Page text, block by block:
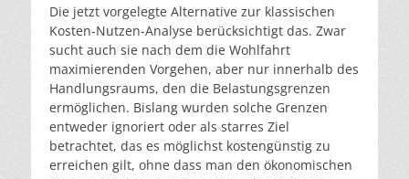
Die jetzt vorgelegte Alternative zur klassischen
Kosten-Nutzen-Analyse berücksichtigt das. Zwar
sucht auch sie nach dem die Wohlfahrt
maximierenden Vorgehen, aber nur innerhalb des
Handlungsraums, den die Belastungsgrenzen
ermöglichen. Bislang wurden solche Grenzen
entweder ignoriert oder als starres Ziel
betrachtet, das es möglichst kostengünstig zu
erreichen gilt, ohne dass man den ökonomischen